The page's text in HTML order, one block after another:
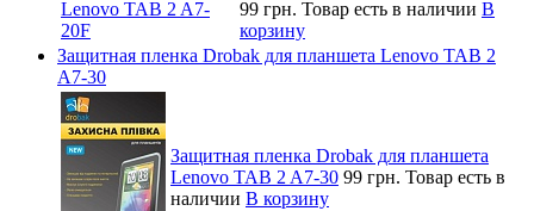
99 грн. Товар есть в наличии В
корзину
Защитная пленка Drobak для планшета Lenovo TAB 2
A7-30
Защитная пленка Drobak для планшета
Lenovo TAB 2 A7-30 99 грн. Товар есть в
наличии В корзину